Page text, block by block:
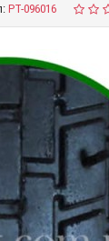
PT-096016